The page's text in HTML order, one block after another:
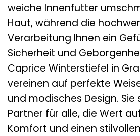
weiche Innenfutter
Haut, während die
Verarbeitung Ihnen ein
Sicherheit und
Caprice Winterstiefel in
vereinen auf perfekte
und modisches Design. Sie
Partner für alle, die Wert
Komfort und einen